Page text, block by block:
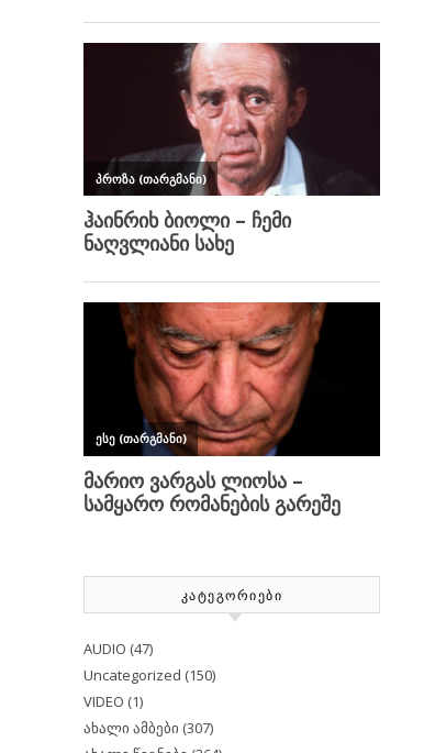
ᲙᲐᲢᲔᲒᲝᲠᲘᲔᲑᲘ
AUDIO (47)
Uncategorized (150)
VIDEO (1)
ახალი ამბები (307)